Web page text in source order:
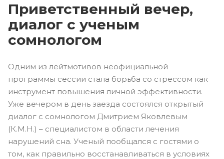
Приветственный вечер,
диалог с ученым
сомнологом
Одним из лейтмотивов неофициальной
программы сессии стала борьба со стрессом как
инструмент повышения личной эффективности.
Уже вечером в день заезда состоялся открытый
диалог с сомнологом Дмитрием Яковлевым
(К.М.Н.) – специалистом в области лечения
нарушений сна. Ученый пообщался с гостями о
том, как правильно восстанавливаться в условиях